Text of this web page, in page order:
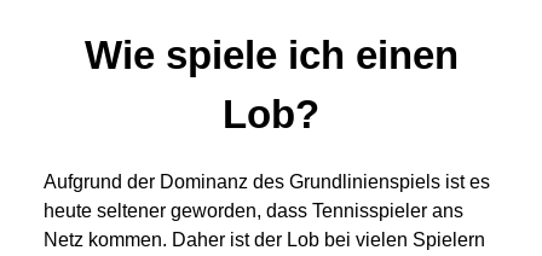
Wie spiele ich einen
Lob?
Aufgrund der Dominanz des Grundlinienspiels ist es
heute seltener geworden, dass Tennisspieler ans
Netz kommen. Daher ist der Lob bei vielen Spielern